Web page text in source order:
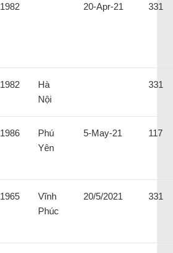
1982 20-Apr-21 331
1982
Hà
Nội
331
1986
Phú
Yên
5-May-21 117
1965
Vĩnh
Phúc
20/5/2021 331